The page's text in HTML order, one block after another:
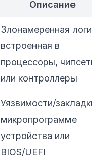
Описание
Злонамеренная логика,
встроенная в
процессоры, чипсеты
или контроллеры
Уязвимости/закладки в
микропрограмме
устройства или
BIOS/UEFI